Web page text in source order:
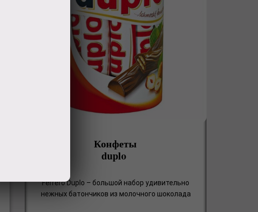
Конфеты
duplo
Ferrero Duplo – большой набор удивительно
нежных батончиков из молочного шоколада